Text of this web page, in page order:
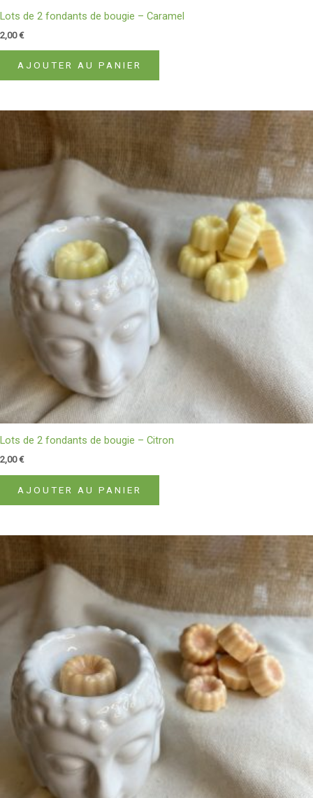
Lots de 2 fondants de bougie – Caramel
2,00€
AJOUTER AU PANIER
Lots de 2 fondants de bougie – Citron
2,00€
AJOUTER AU PANIER